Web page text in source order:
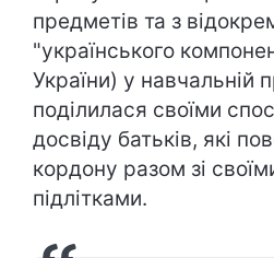
предметів та з
"українського
України) у навчальній
поділилася своїми
досвіду батьків, які
кордону разом зі
підлітками.